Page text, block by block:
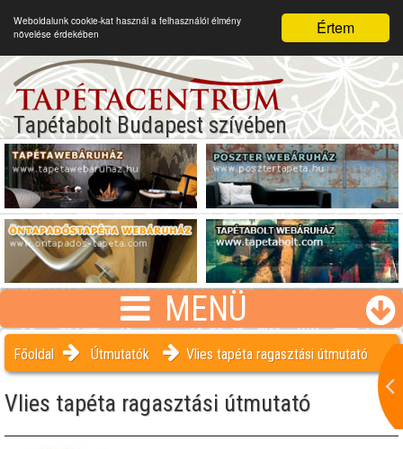
Értem
Weboldalunk cookie-kat használ a felhasználói élmény
növelése érdekében
Tapétabolt Budapest szívében
MENÜ
Főoldal Útmutatók Vlies tapéta ragasztási útmutató
Vlies tapéta ragasztási útmutató